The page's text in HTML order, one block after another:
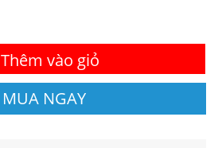
Thêm vào giỏ
MUA NGAY